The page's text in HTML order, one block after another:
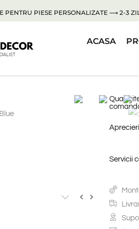
PENTRU PIESE PERSONALIZATE ⟶ 2-3
ACASA
Servicii